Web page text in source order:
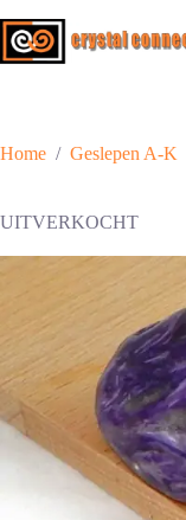
naar
de
Home / Geslepen A-K
UITVERKOCHT